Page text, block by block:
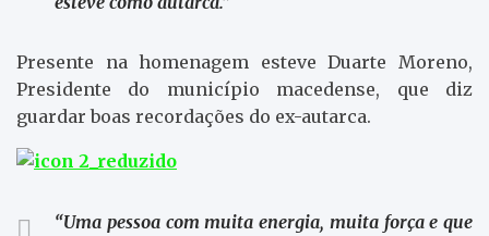
Presente na homenagem esteve Duarte Moreno,
Presidente do município macedense, que diz
guardar boas recordações do ex-autarca.
“Uma pessoa com muita energia, muita força e que